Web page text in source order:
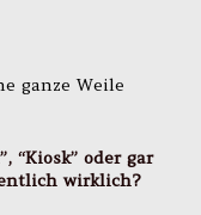
ganze Weile
“Kiosk” oder gar
wirklich?